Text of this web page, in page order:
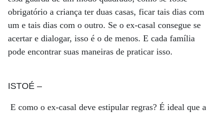
obrigatório a criança ter duas casas, ficar tais dias com
um e tais dias com o outro. Se o ex-casal consegue se
acertar e dialogar, isso é o de menos. E cada família
pode encontrar suas maneiras de praticar isso.
ISTOÉ –
E como o ex-casal deve estipular regras? É ideal que a